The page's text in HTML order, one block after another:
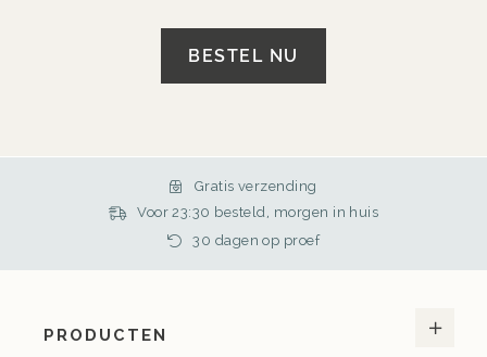
BESTEL NU
Gratis verzending
Voor 23:30 besteld, morgen in huis
30 dagen op proef
PRODUCTEN